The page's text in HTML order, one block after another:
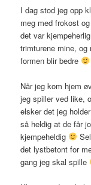
I dag stod jeg opp
meg med frokost
det var
trimturene mine,
formen blir bedre
Når jeg kom hjem
jeg spiller ved like,
elsker det jeg
så heldig at de får
kjempeheldig
det lystbetont for
gang jeg skal spille